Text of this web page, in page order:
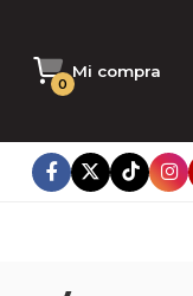
Mi compra
0